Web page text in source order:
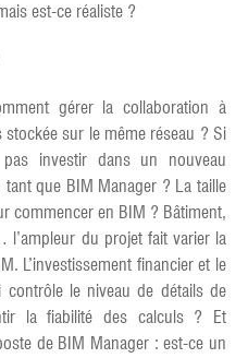
est-ce réaliste ?
gérer la collaboration à
stockée sur le même réseau ? Si
investir dans un nouveau
tant que BIM Manager ? La taille
commencer en BIM ? Bâtiment,
l’ampleur du projet fait varier la
L’investissement financier et le
le niveau de détails de
la fiabilité des calculs ? Et
de BIM Manager : est-ce un